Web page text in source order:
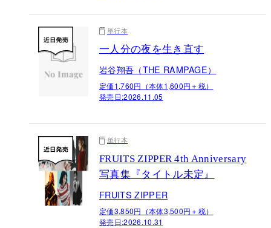
単行本
一人分の夜を生き直す
岩谷翔吾（THE RAMPAGE）
定価1,760円（本体1,600円＋税）
発売日:2026.11.05
単行本
FRUITS ZIPPER 4th Anniversary
写真集『タイトル未定』
FRUITS ZIPPER
定価3,850円（本体3,500円＋税）
発売日:2026.10.31